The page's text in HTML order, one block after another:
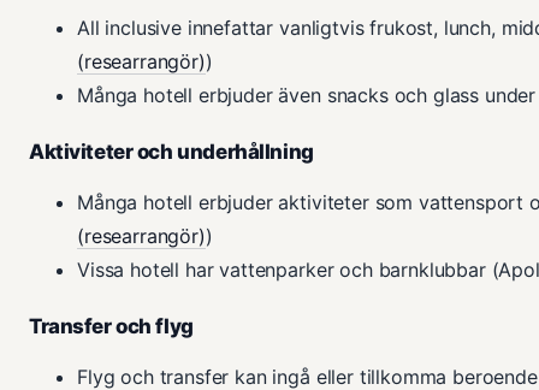
All inclusive innefattar vanligtvis frukost, lunch,
(researrangör))
Många hotell erbjuder även snacks och glass
Aktiviteter och underhållning
Många hotell erbjuder aktiviteter som vattensport
(researrangör))
Vissa hotell har vattenparker och barnklubbar
Transfer och flyg
Flyg och transfer kan ingå eller tillkomma